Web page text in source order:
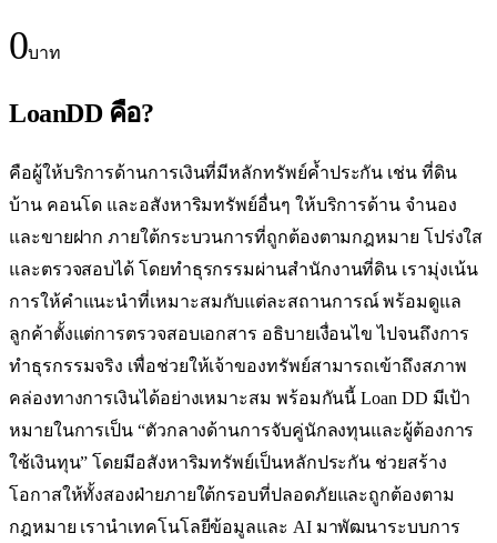
0บาท
LoanDD คือ?
คือผู้ให้บริการด้านการเงินที่มีหลักทรัพย์ค้ำประกัน เช่น ที่ดิน
บ้าน คอนโด และอสังหาริมทรัพย์อื่นๆ ให้บริการด้าน จำนอง
และขายฝาก ภายใต้กระบวนการที่ถูกต้องตามกฎหมาย โปร่งใส
และตรวจสอบได้ โดยทำธุรกรรมผ่านสำนักงานที่ดิน เรามุ่งเน้น
การให้คำแนะนำที่เหมาะสมกับแต่ละสถานการณ์ พร้อมดูแล
ลูกค้าตั้งแต่การตรวจสอบเอกสาร อธิบายเงื่อนไข ไปจนถึงการ
ทำธุรกรรมจริง เพื่อช่วยให้เจ้าของทรัพย์สามารถเข้าถึงสภาพ
คล่องทางการเงินได้อย่างเหมาะสม พร้อมกันนี้ Loan DD มีเป้า
หมายในการเป็น “ตัวกลางด้านการจับคู่นักลงทุนและผู้ต้องการ
ใช้เงินทุน” โดยมีอสังหาริมทรัพย์เป็นหลักประกัน ช่วยสร้าง
โอกาสให้ทั้งสองฝ่ายภายใต้กรอบที่ปลอดภัยและถูกต้องตาม
กฎหมาย เรานำเทคโนโลยีข้อมูลและ AI มาพัฒนาระบบการ